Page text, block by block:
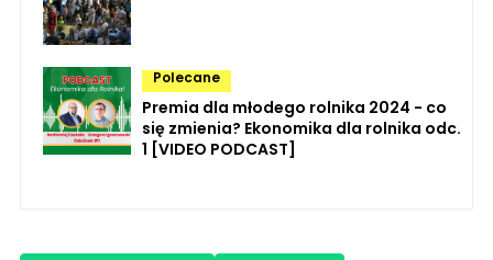
Polecane
Premia dla młodego rolnika 2024 - co
się zmienia? Ekonomika dla rolnika odc.
1 [VIDEO PODCAST]